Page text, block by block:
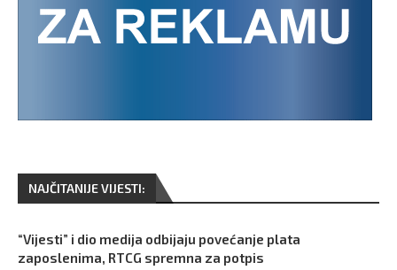
NAJČITANIJE VIJESTI:
“Vijesti” i dio medija odbijaju povećanje plata
zaposlenima, RTCG spremna za potpis